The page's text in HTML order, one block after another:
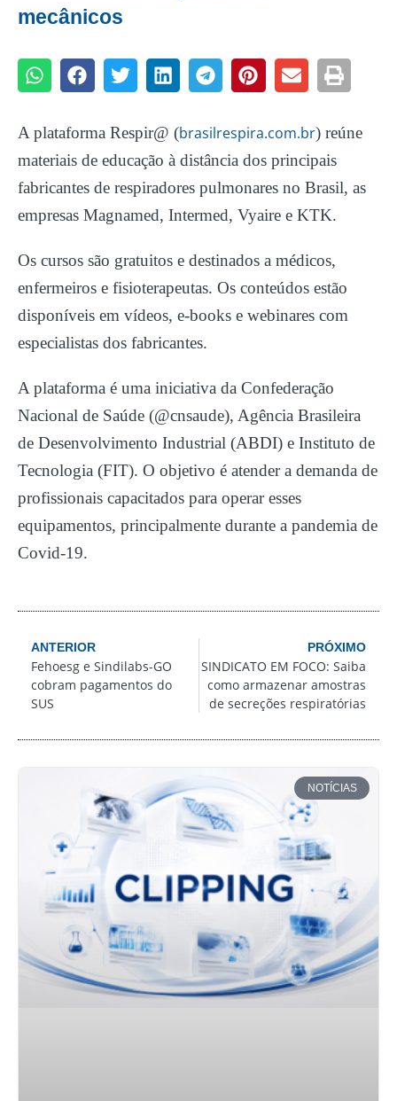
mecânicos
A plataforma Respir@ (brasilrespira.com.br) reúne
materiais de educação à distância dos principais
fabricantes de respiradores pulmonares no Brasil, as
empresas Magnamed, Intermed, Vyaire e KTK.
Os cursos são gratuitos e destinados a médicos,
enfermeiros e fisioterapeutas. Os conteúdos estão
disponíveis em vídeos, e-books e webinares com
especialistas dos fabricantes.
A plataforma é uma iniciativa da Confederação
Nacional de Saúde (@cnsaude), Agência Brasileira
de Desenvolvimento Industrial (ABDI) e Instituto de
Tecnologia (FIT). O objetivo é atender a demanda de
profissionais capacitados para operar esses
equipamentos, principalmente durante a pandemia de
Covid-19.
ANTERIOR
Fehoesg e Sindilabs-GO
cobram pagamentos do
SUS
PRÓXIMO
SINDICATO EM FOCO: Saiba
como armazenar amostras
de secreções respiratórias
NOTÍCIAS